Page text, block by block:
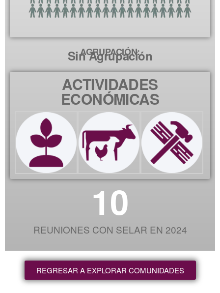
AGRUPACIÓN:
Sin Agrupación
ACTIVIDADES
ECONÓMICAS
10
REUNIONES CON SELAR EN 2024
REGRESAR A EXPLORAR COMUNIDADES